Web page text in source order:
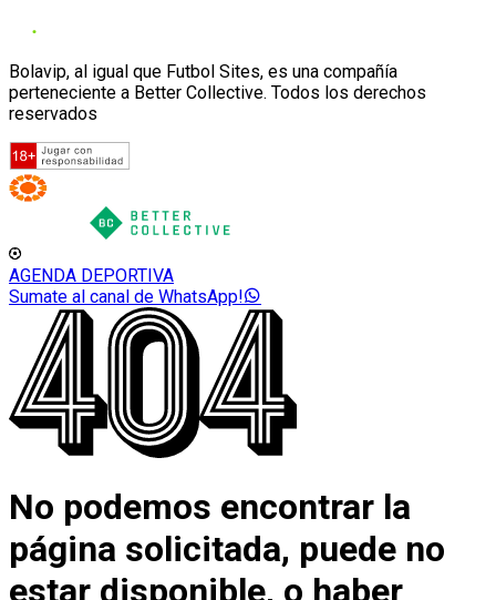
Bolavip, al igual que Futbol Sites, es una compañía
perteneciente a Better Collective. Todos los derechos
reservados
AGENDA DEPORTIVA
Sumate al canal de WhatsApp!
No podemos encontrar la
página solicitada, puede no
estar disponible, o haber